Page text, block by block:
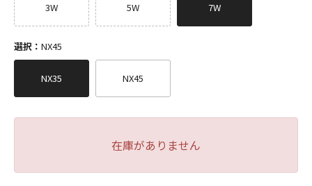
3W 5W 7W
選択： NX45
NX35 NX45
在庫がありません